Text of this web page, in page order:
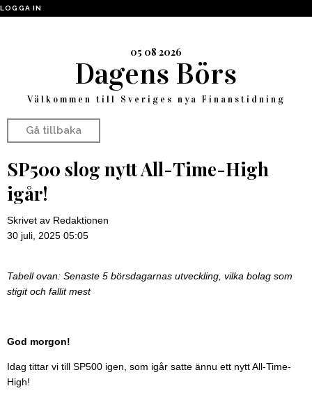
LOGGA IN
05 08 2026
Dagens Börs
Välkommen till Sveriges nya Finanstidning
Gå tillbaka
SP500 slog nytt All-Time-High
igår!
Skrivet av Redaktionen
30 juli, 2025 05:05
Tabell ovan: Senaste 5 börsdagarnas utveckling, vilka bolag som
stigit och fallit mest
God morgon!
Idag tittar vi till SP500 igen, som igår satte ännu ett nytt All-Time-
High!